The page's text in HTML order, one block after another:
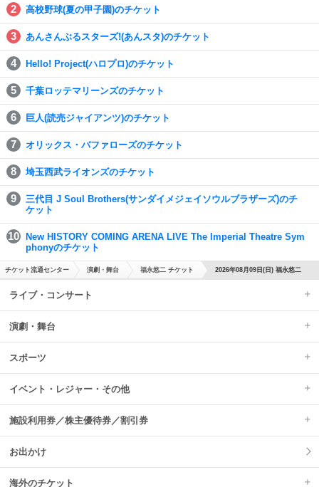
高校野球(夏の甲子園)のチケット
あんさんぶるスターズ!(あんスタ)のチケット
Hello! Project(ハロプロ)のチケット
千葉ロッテマリーンズのチケット
巨人(読売ジャイアンツ)のチケット
オリックス・バファローズのチケット
埼玉西武ライオンズのチケット
三代目 J Soul Brothers(サンダイメジェイソウルブラザーズ)のチ
ケット
New HISTORY COMING ARENA LIVE The Imperial Theatre Sym
phonyのチケット
チケット流通センター 演劇・舞台 福永悠二 チケット 2026年08月09日(日) 福永悠二
ライブ・コンサート
演劇・舞台
スポーツ
イベント・レジャー・その他
施設利用券／株主優待券／割引券
お出かけ
海外のチケット